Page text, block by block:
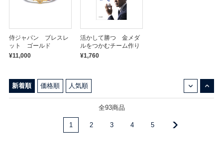
侍ジャパン ブレスレ
ット ゴールド
¥11,000
活かして勝つ 金メダ
ルをつかむチーム作り
¥1,760
新着順 価格順 人気順
全93商品
1 2 3 4 5